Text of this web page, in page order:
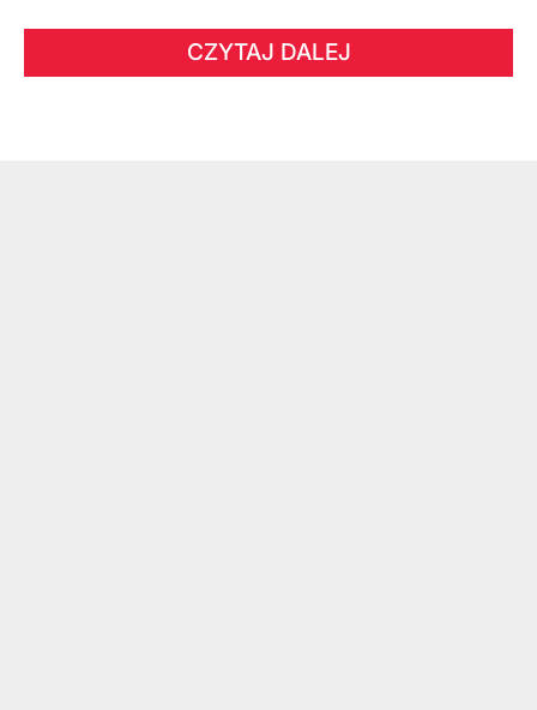
CZYTAJ DALEJ